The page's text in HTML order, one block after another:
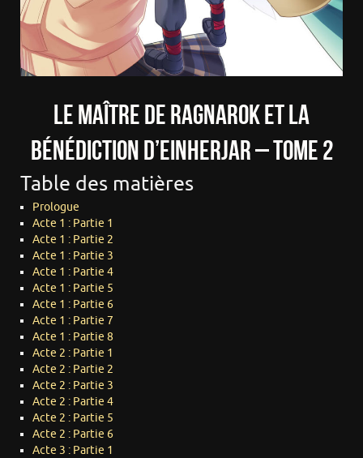
Le Maître de Ragnarok et la
Bénédiction d’Einherjar – Tome 2
Table des matières
Prologue
Acte 1 : Partie 1
Acte 1 : Partie 2
Acte 1 : Partie 3
Acte 1 : Partie 4
Acte 1 : Partie 5
Acte 1 : Partie 6
Acte 1 : Partie 7
Acte 1 : Partie 8
Acte 2 : Partie 1
Acte 2 : Partie 2
Acte 2 : Partie 3
Acte 2 : Partie 4
Acte 2 : Partie 5
Acte 2 : Partie 6
Acte 3 : Partie 1